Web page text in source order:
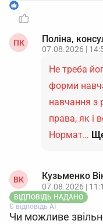
1
ПК Поліна,
07.08.2026 |
Не треба
форми
навчання з
права, як і
Нормат…
ВК Кузьменко
07.08.2026 |
ВІДПОВІДЬ НАДАНО
Є відповідь АІ
Чи можливе